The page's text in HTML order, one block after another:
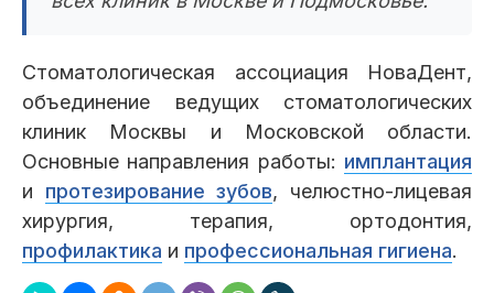
Стоматологическая ассоциация НоваДент,
объединение ведущих стоматологических
клиник Москвы и Московской области.
Основные направления работы: имплантация
и протезирование зубов, челюстно-лицевая
хирургия, терапия, ортодонтия,
профилактика и профессиональная гигиена.